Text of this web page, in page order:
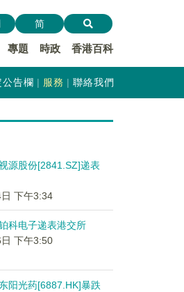
專題 時政 香港百科
简
公告欄 服務 聯絡我們
源股份[2841.SZ]递表
下午3:34
科电子递表港交所
下午3:50
阳光药[6887.HK]暴跌